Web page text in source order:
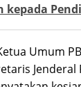
kepada
Umum
Jenderal